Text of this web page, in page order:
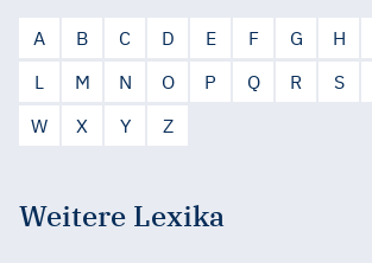
A B C D E F G H
L
M N O P Q R S
W
X Y Z
Weitere Lexika